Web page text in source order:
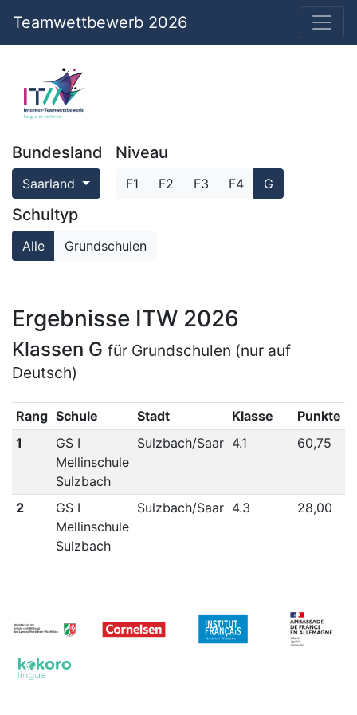
Teamwettbewerb 2026
Bundesland
Saarland
Niveau
F1 F2 F3 F4 G
Schultyp
Alle Grundschulen
Ergebnisse ITW 2026
Klassen G für Grundschulen (nur auf
Deutsch)
Rang Schule Stadt Klasse
Punkte
1
GS I
Mellinschule
Sulzbach
Sulzbach/Saar 4.1 60,75
2
GS I
Mellinschule
Sulzbach
Sulzbach/Saar 4.3 28,00